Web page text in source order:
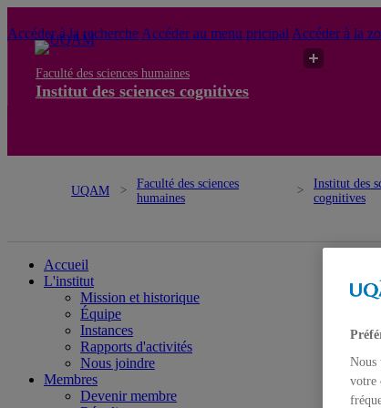
Accéder à la recherche Accéder au menu pricipal Accéder à la
Faculté des sciences humaines
Institut des sciences cognitives
UQAM
Faculté des sciences
humaines
Institut des
cognitives
Accueil
L'institut
Mission et historique
Équipe
Instances
Rapports d'activités
Nous joindre
Membres
Devenir membre
Nous
votre